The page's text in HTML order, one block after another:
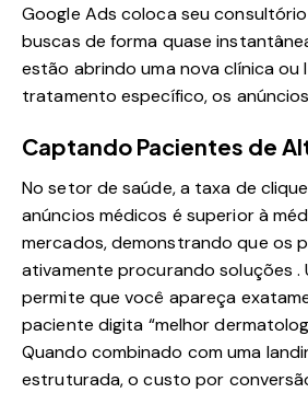
Google Ads coloca seu
buscas de forma quase
estão abrindo uma nova clínica ou
tratamento específico, os
Captando Pacientes de
No setor de saúde, a taxa de
anúncios médicos é superior à
mercados, demonstrando que os
ativamente procurando soluções .
permite que você apareça
paciente digita “melhor
Quando combinado com uma
estruturada, o custo por